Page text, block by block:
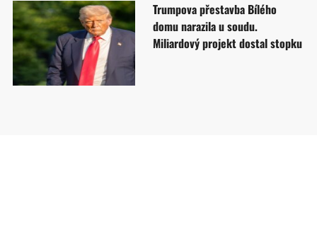
Trumpova přestavba Bílého
domu narazila u soudu.
Miliardový projekt dostal stopku